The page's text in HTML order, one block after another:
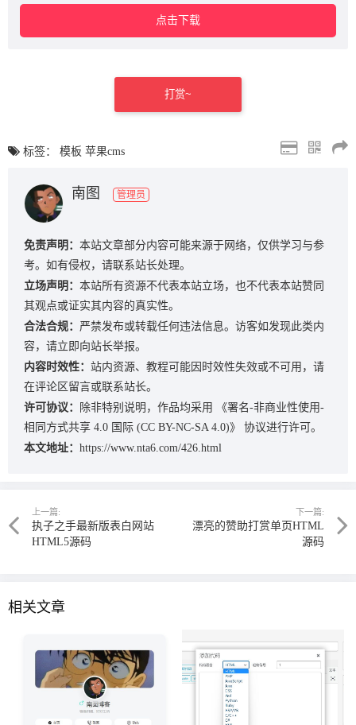
点击下载
打赏~
标签： 模板 苹果cms
南图 管理员
免责声明： 本站文章部分内容可能来源于网络，仅供学习与参
考。如有侵权，请联系站长处理。
立场声明： 本站所有资源不代表本站立场，也不代表本站赞同
其观点或证实其内容的真实性。
合法合规： 严禁发布或转载任何违法信息。访客如发现此类内
容，请立即向站长举报。
内容时效性： 站内资源、教程可能因时效性失效或不可用，请
在评论区留言或联系站长。
许可协议：
除非特别说明，作品均采用
《署名-非商业性使用-
相同方式共享 4.0 国际 (CC BY-NC-SA 4.0)》
协议进行许可。
本文地址： https://www.nta6.com/426.html
上一篇:
执子之手最新版表白网站
HTML5源码
下一篇:
漂亮的赞助打赏单页HTML
源码
相关文章